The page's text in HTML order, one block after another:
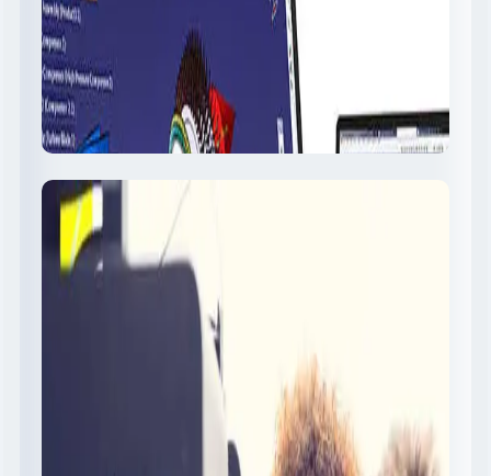
3D Printers Machines
ماكينات طباعة ثلاثية الأبعاد بجميع المقاسات و افضل
المواصفات و الإمكانيات